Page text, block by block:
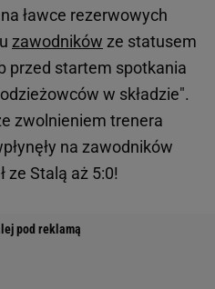
ławce rezerwowych
zawodników ze statusem
przed startem spotkania
w składzie".
zwolnieniem trenera
na zawodników
ze Stalą aż 5:0!